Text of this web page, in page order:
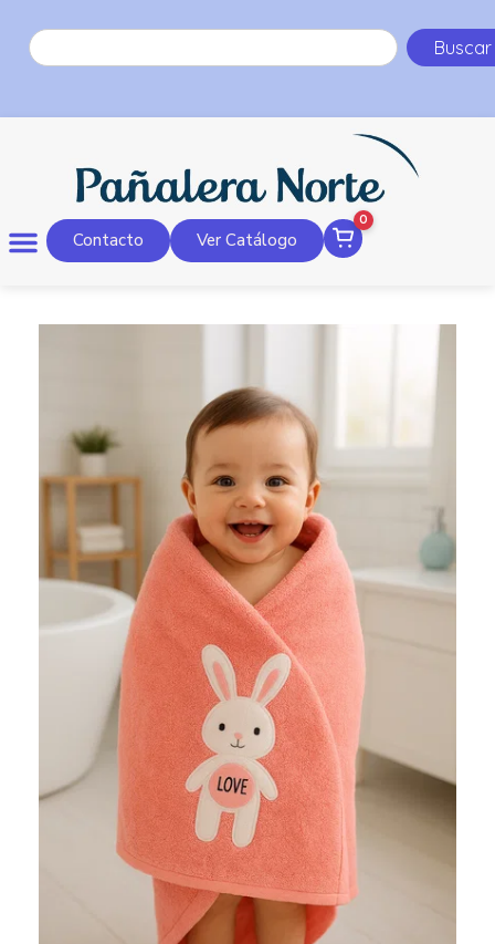
Buscar
Contacto Ver Catálogo
0